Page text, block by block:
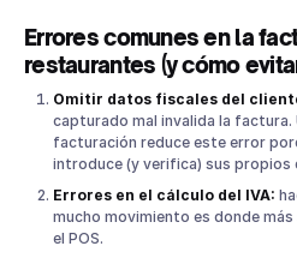
Errores comunes en la
restaurantes (y cómo
Omitir datos fiscales del
capturado mal invalida la factura.
facturación reduce este error
introduce (y verifica) sus propios
Errores en el cálculo del IVA:
mucho movimiento es donde
el POS.